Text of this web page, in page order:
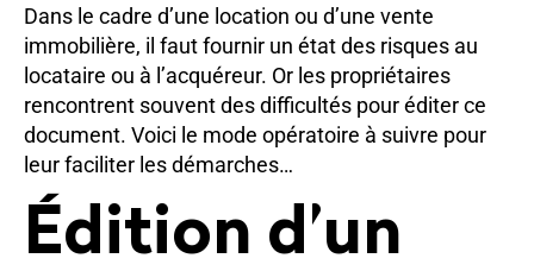
Dans le cadre d’une location ou d’une vente
immobilière, il faut fournir un état des risques au
locataire ou à l’acquéreur. Or les propriétaires
rencontrent souvent des difficultés pour éditer ce
document. Voici le mode opératoire à suivre pour
leur faciliter les démarches…
Édition d’un